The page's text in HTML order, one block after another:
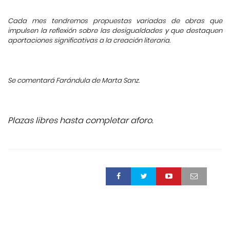
Cada mes tendremos propuestas variadas de obras que
impulsen la reflexión sobre las desigualdades y que destaquen
aportaciones significativas a la creación literaria.
Se comentará Farándula de Marta Sanz.
Plazas libres hasta completar aforo.